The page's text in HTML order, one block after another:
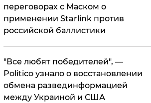
переговорах с Маском о
применении Starlink против
российской баллистики
​"Все любят победителей", —
Politico узнало о восстановлении
обмена развединформацией
между Украиной и США